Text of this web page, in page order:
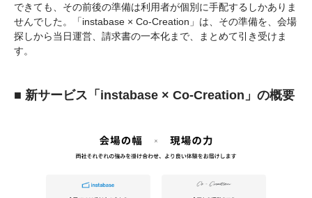
できても、その前後の準備は利用者が個別に手配するしかありま
せんでした。「instabase × Co-Creation」は、その準備を、会場
探しから当日運営、請求書の一本化まで、まとめて引き受けま
す。
■ 新サービス「instabase × Co-Creation」の概要